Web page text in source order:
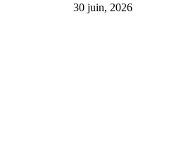
30 juin, 2026